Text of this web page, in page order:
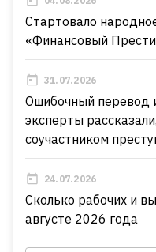
Стартовало
«Финансовый
31.07.2026
Ошибочный перевод
эксперты
соучастником
24.07.2026
Сколько рабочих и
августе 2026 года